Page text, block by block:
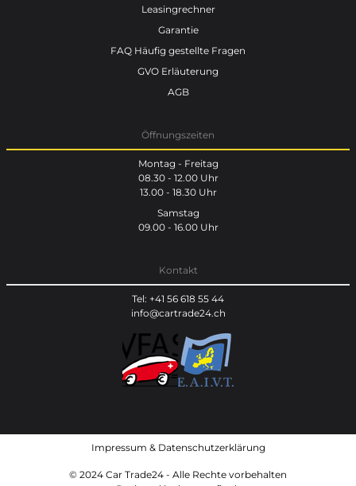
Leasingrechner
Garantie
FAQ Häufig gestellte Fragen
GVO Erläuterung
AGB
Öffnungszeiten
Montag - Freitag
08.30 - 12.00 Uhr
13.00 - 18.30 Uhr
Samstag
09.00 - 16.00 Uhr
Kontakt
Tel: +41 56 618 55 44
info@cartrade24.ch
Impressum & Datenschutzerklärung
© 2024 Car Trade24 - Alle Rechte vorbehalten